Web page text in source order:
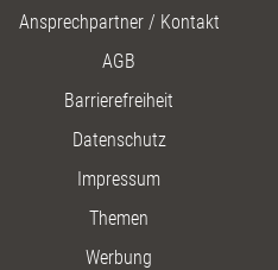
Ansprechpartner / Kontakt
AGB
Barrierefreiheit
Datenschutz
Impressum
Themen
Werbung